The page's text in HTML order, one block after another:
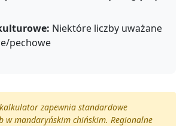
Niektóre liczby uważane
pechowe
zapewnia standardowe
w mandaryńskim chińskim. Regionalne